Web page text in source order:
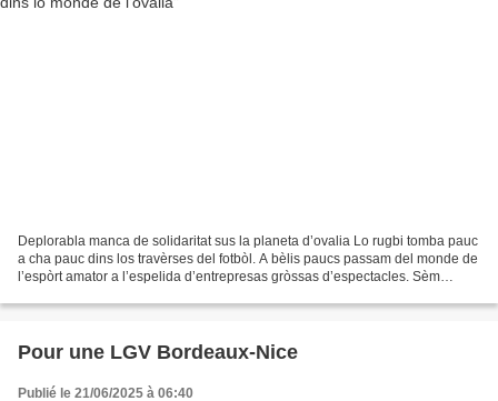
Deplorabla manca de solidaritat sus la planeta d’ovalia Lo rugbi tomba pauc
a cha pauc dins los travèrses del fotbòl. A bèlis paucs passam del monde de
l’espòrt amator a l’espelida d’entrepresas gròssas d’espectacles. Sèm
Pour une LGV Bordeaux-Nice
Publié le 21/06/2025 à 06:40